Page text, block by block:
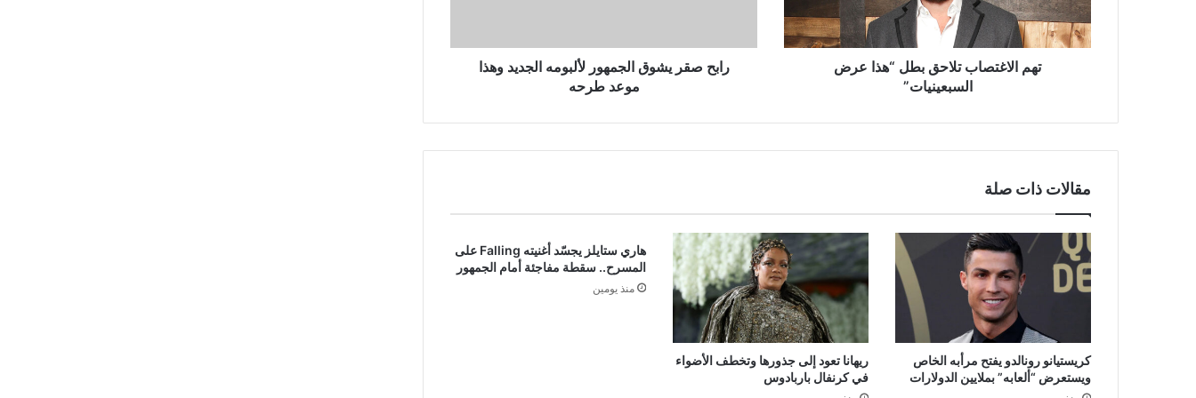
السبعينيات”
تهم الاغتصاب تلاحق بطل “هذا عرض
السبعينيات”
طرحه
رابح صقر يشوق الجمهور لألبومه الجديد وهذا
موعد طرحه
مقالات ذات صلة
كريستيانو رونالدو يفتح مرأبه الخاص
ويستعرض “ألعابه” بملايين الدولارات
ريهانا تعود إلى جذورها وتخطف الأضواء
في كرنفال باربادوس
هاري ستايلز يجسّد أغنيته Falling على
المسرح.. سقطة مفاجئة أمام الجمهور
منذ يومين